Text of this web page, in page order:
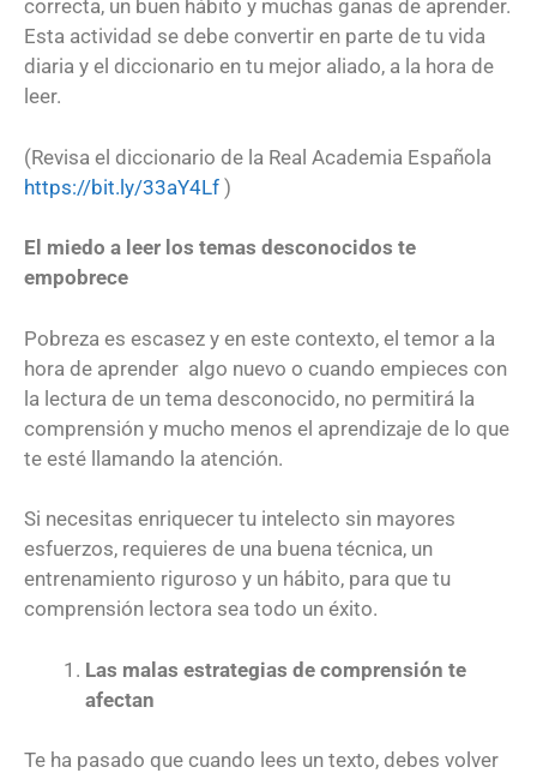
correcta, un buen hábito y muchas ganas de aprender.
Esta actividad se debe convertir en parte de tu vida
diaria y el diccionario en tu mejor aliado, a la hora de
leer.
(Revisa el diccionario de la Real Academia Española
https://bit.ly/33aY4Lf )
El miedo a leer los temas desconocidos te
empobrece
Pobreza es escasez y en este contexto, el temor a la
hora de aprender algo nuevo o cuando empieces con
la lectura de un tema desconocido, no permitirá la
comprensión y mucho menos el aprendizaje de lo que
te esté llamando la atención.
Si necesitas enriquecer tu intelecto sin mayores
esfuerzos, requieres de una buena técnica, un
entrenamiento riguroso y un hábito, para que tu
comprensión lectora sea todo un éxito.
Las malas estrategias de comprensión te
afectan
Te ha pasado que cuando lees un texto, debes volver